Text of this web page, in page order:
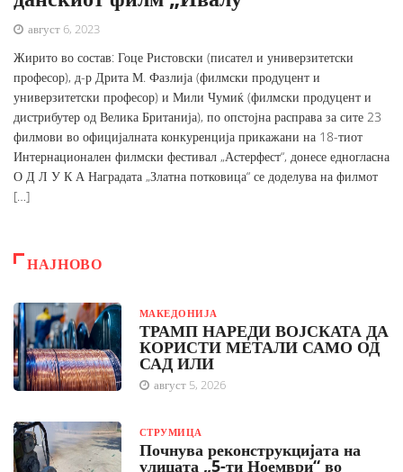
август 6, 2023
Жирито во состав: Гоце Ристовски (писател и универзитетски
професор), д-р Дрита М. Фазлија (филмски продуцент и
универзитетски професор) и Мили Чумиќ (филмски продуцент и
дистрибутер од Велика Британија), по опстојна расправа за сите 23
филмови во официјалната конкуренција прикажани на 18-тиот
Интернационален филмски фестивал „Астерфест“, донесе едногласна
О Д Л У К А Наградата „Златна потковица“ се доделува на филмот
[…]
НАЈНОВО
МАКЕДОНИЈА
ТРАМП НАРЕДИ ВОЈСКАТА ДА
КОРИСТИ МЕТАЛИ САМО ОД
САД ИЛИ
август 5, 2026
СТРУМИЦА
Почнува реконструкцијата на
улицата „5-ти Ноември“ во